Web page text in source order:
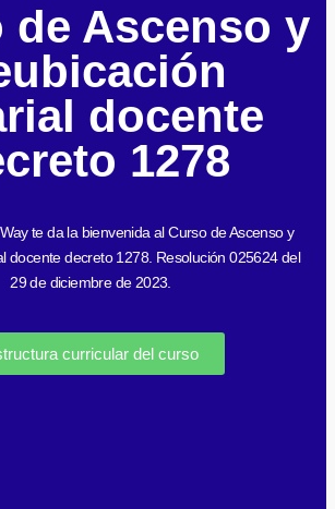
de Ascenso y
docente
1278
te da la bienvenida al Curso de Ascenso y
docente decreto 1278. Resolución 025624 del
29 de diciembre de 2023.
curricular del curso